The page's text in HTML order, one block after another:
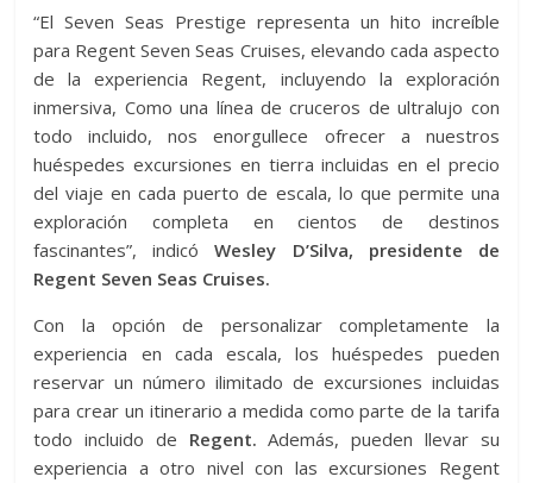
“El Seven Seas Prestige representa un hito increíble
para Regent Seven Seas Cruises, elevando cada aspecto
de la experiencia Regent, incluyendo la exploración
inmersiva, Como una línea de cruceros de ultralujo con
todo incluido, nos enorgullece ofrecer a nuestros
huéspedes excursiones en tierra incluidas en el precio
del viaje en cada puerto de escala, lo que permite una
exploración completa en cientos de destinos
fascinantes”, indicóWesley D’Silva, presidente de
Regent Seven Seas Cruises.
Con la opción de personalizar completamente la
experiencia en cada escala, los huéspedes pueden
reservar un número ilimitado de excursiones incluidas
para crear un itinerario a medida como parte de la tarifa
todo incluido de Regent. Además, pueden llevar su
experiencia a otro nivel con las excursiones Regent